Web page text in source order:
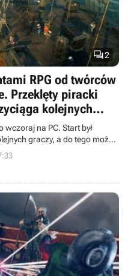
2
RPG od twórców
Przeklęty piracki
kolejnych
wczoraj na PC. Start był
graczy, a do tego może